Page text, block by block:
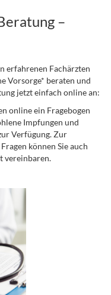
–
erfahrenen Fachärzten
Vorsorge* beraten und
jetzt einfach online an:
online ein Fragebogen
Impfungen und
Verfügung. Zur
können Sie auch
vereinbaren.